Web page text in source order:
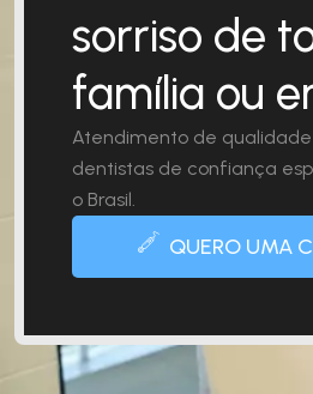
sorriso de
família ou
Atendimento de
dentistas de confiança
o Brasil.
QUERO UMA